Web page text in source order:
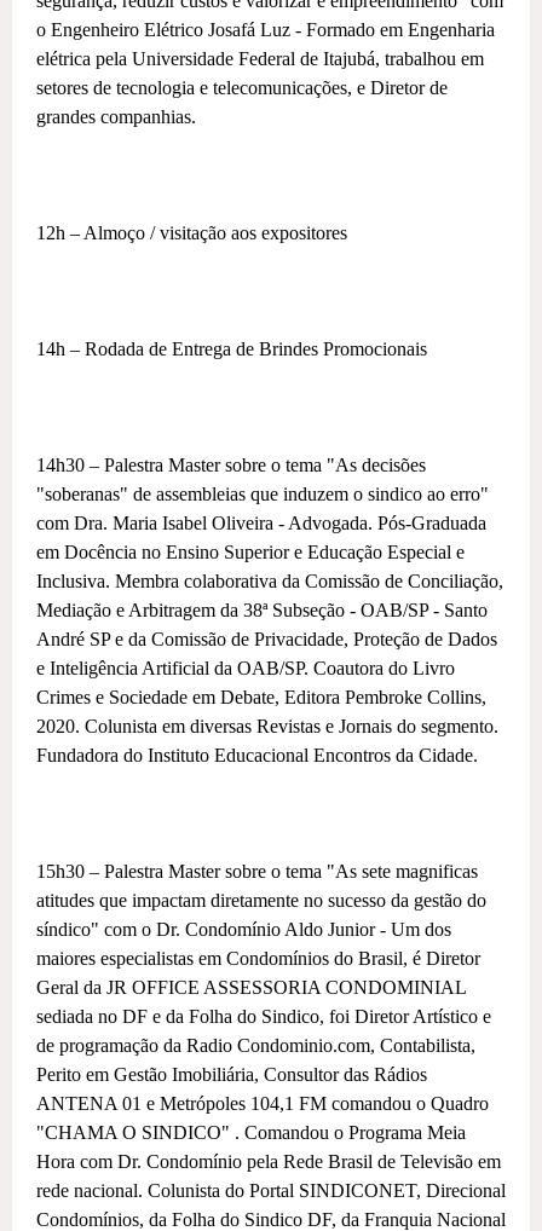
o Engenheiro Elétrico Josafá Luz - Formado em Engenharia
elétrica pela Universidade Federal de Itajubá, trabalhou em
setores de tecnologia e telecomunicações, e Diretor de
grandes companhias.
12h – Almoço / visitação aos expositores
14h – Rodada de Entrega de Brindes Promocionais
14h30 – Palestra Master sobre o tema "As decisões
"soberanas" de assembleias que induzem o sindico ao erro"
com Dra. Maria Isabel Oliveira - Advogada. Pós-Graduada
em Docência no Ensino Superior e Educação Especial e
Inclusiva. Membra colaborativa da Comissão de Conciliação,
Mediação e Arbitragem da 38ª Subseção - OAB/SP - Santo
André SP e da Comissão de Privacidade, Proteção de Dados
e Inteligência Artificial da OAB/SP. Coautora do Livro
Crimes e Sociedade em Debate, Editora Pembroke Collins,
2020. Colunista em diversas Revistas e Jornais do segmento.
Fundadora do Instituto Educacional Encontros da Cidade.
15h30 – Palestra Master sobre o tema "As sete magnificas
atitudes que impactam diretamente no sucesso da gestão do
síndico" com o Dr. Condomínio Aldo Junior - Um dos
maiores especialistas em Condomínios do Brasil, é Diretor
Geral da JR OFFICE ASSESSORIA CONDOMINIAL
sediada no DF e da Folha do Sindico, foi Diretor Artístico e
de programação da Radio Condominio.com, Contabilista,
Perito em Gestão Imobiliária, Consultor das Rádios
ANTENA 01 e Metrópoles 104,1 FM comandou o Quadro
"CHAMA O SINDICO" . Comandou o Programa Meia
Hora com Dr. Condomínio pela Rede Brasil de Televisão em
rede nacional. Colunista do Portal SINDICONET, Direcional
Condomínios, da Folha do Sindico DF, da Franquia Nacional